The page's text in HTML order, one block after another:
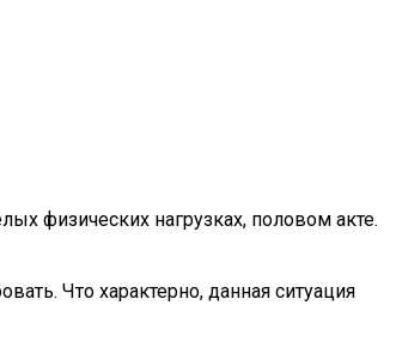
физических нагрузках, половом акте.
Что характерно, данная ситуация